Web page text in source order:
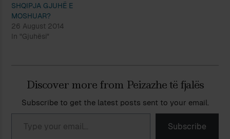
SHQIPJA GJUHË E
MOSHUAR?
26 August 2014
In "Gjuhësi"
Discover more from Peizazhe të fjalës
Subscribe to get the latest posts sent to your email.
Type your email…
Subscribe